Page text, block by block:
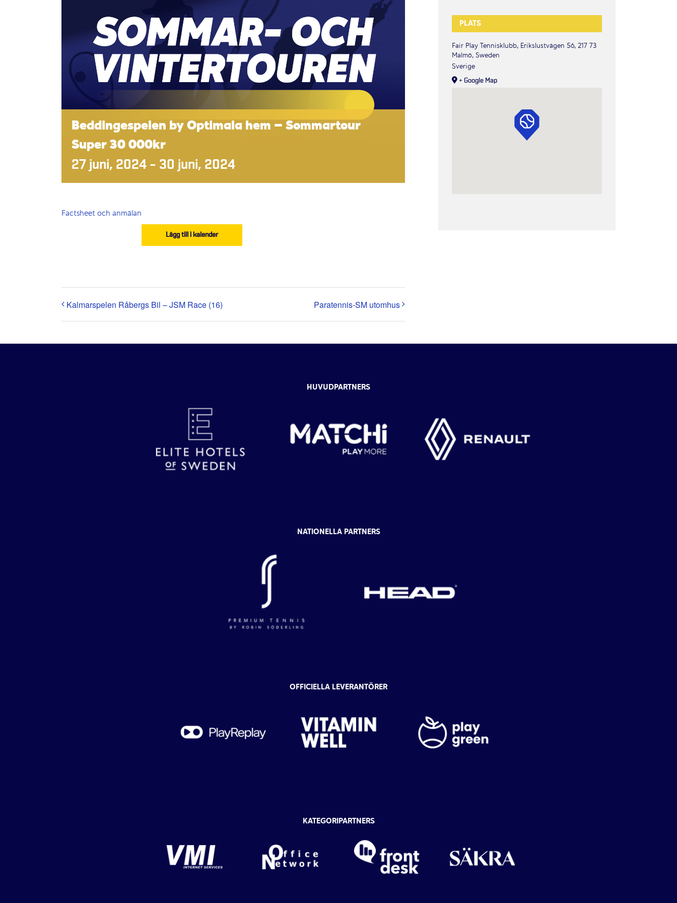
Beddingespelen by Optimala hem – Sommartour
Super 30 000kr
27 juni, 2024 – 30 juni, 2024
Factsheet och anmälan
Lägg till i kalender
Kalmarspelen Råbergs Bil – JSM Race (16) Paratennis-SM utomhus
PLATS
Fair Play Tennisklubb, Erikslustvägen 56, 217 73
Malmö, Sweden
Sverige
+ Google Map
HUVUDPARTNERS
NATIONELLA PARTNERS
OFFICIELLA LEVERANTÖRER
KATEGORIPARTNERS